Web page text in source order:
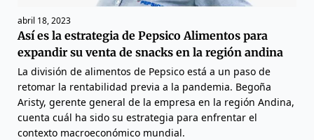
abril 18, 2023
Así es la estrategia de Pepsico Alimentos para
expandir su venta de snacks en la región andina
La división de alimentos de Pepsico está a un paso de
retomar la rentabilidad previa a la pandemia. Begoña
Aristy, gerente general de la empresa en la región Andina,
cuenta cuál ha sido su estrategia para enfrentar el
contexto macroeconómico mundial.